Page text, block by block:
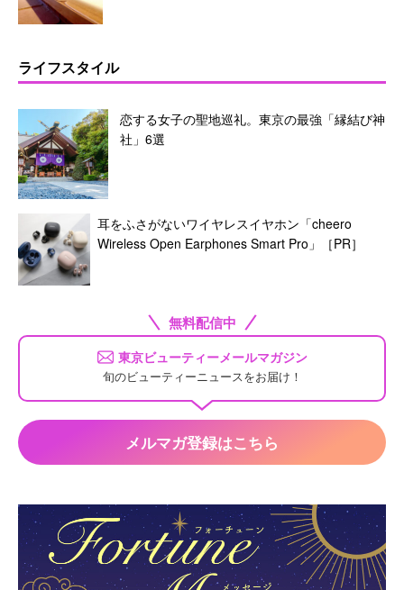
ライフスタイル
恋する女子の聖地巡礼。東京の最強「縁結び神
社」6選
耳をふさがないワイヤレスイヤホン「cheero
Wireless Open Earphones Smart Pro」［PR］
無料配信中
東京ビューティーメールマガジン
旬のビューティーニュースをお届け！
メルマガ登録はこちら